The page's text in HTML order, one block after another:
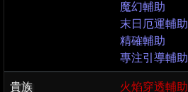
魔幻輔助
末日厄運輔助
精確輔助
專注引導輔助
貴族
火焰穿透輔助